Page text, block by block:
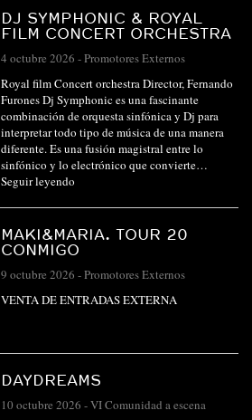
DJ SYMPHONIC & ROYAL
FILM CONCERT ORCHESTRA
4 octubre 2026 -Promotores Externos
Royal film Concert orchestra Director, Fernando
Furones Dj Symphonic es una fascinante
combinación de orquesta sinfónica y Dj para
interpretar todo tipo de música de una manera
diferente. Es una fusión magistral entre lo
sinfónico y lo electrónico que convierte…
Seguir leyendo
MAKI&MARIA. TOUR 20
CONMIGO
9 octubre 2026 -Promotores Externos
VENTA DE ENTRADAS EXTERNA
DAYDREAMS
10 octubre 2026 -VI Comunidad a escena